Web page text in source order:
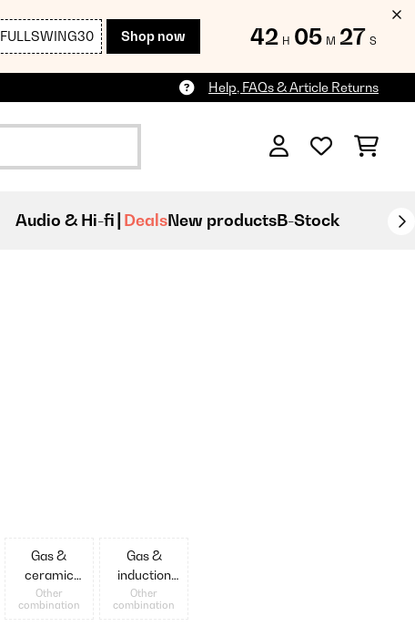
FULLSWING30 Shop now 42 H 05 M 25 S
Help, FAQs & Article Returns
Audio & Hi-fi DealsNew productsB-Stock
Gas &
ceramic
hob
Other
combination
Gas &
induction
hob with
grid
Other
combination